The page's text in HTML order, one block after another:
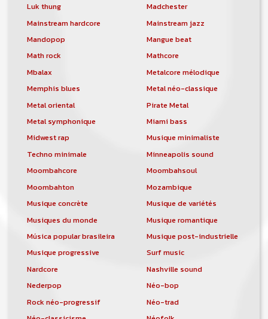
Luk thung
Madchester
Mainstream hardcore
Mainstream jazz
Mandopop
Mangue beat
Math rock
Mathcore
Mbalax
Metalcore mélodique
Memphis blues
Metal néo-classique
Metal oriental
Pirate Metal
Metal symphonique
Miami bass
Midwest rap
Musique minimaliste
Techno minimale
Minneapolis sound
Moombahcore
Moombahsoul
Moombahton
Mozambique
Musique concrète
Musique de variétés
Musiques du monde
Musique romantique
Música popular brasileira
Musique post-industrielle
Musique progressive
Surf music
Nardcore
Nashville sound
Nederpop
Néo-bop
Rock néo-progressif
Néo-trad
Un nouveau service de petites annonces
pour musicien vous est proposé sur le
site. Ce service permet, lorsque vous
êtes musiciens ou un groupe, un
orchestre, DJ, etc... de chercher un/des